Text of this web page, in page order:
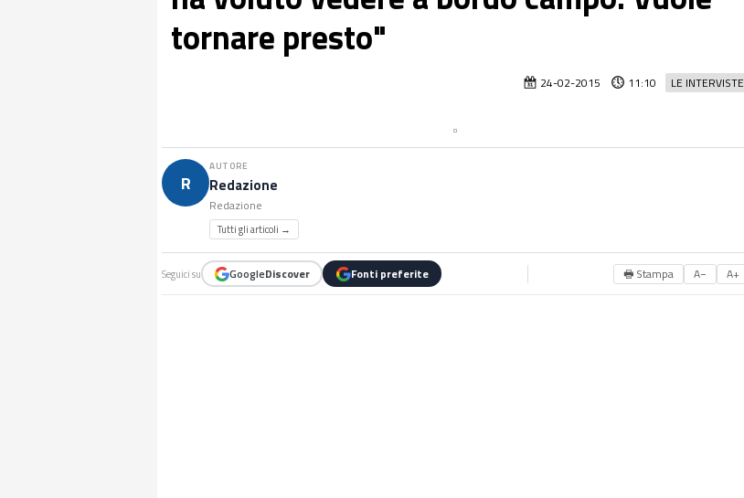
tornare presto"
LE INTERVISTE
24-02-2015 11:10
R
AUTORE
Redazione
Redazione
Tutti gli articoli →
Seguici su GoogleDiscover Fonti preferite 🖶 Stampa A− A+